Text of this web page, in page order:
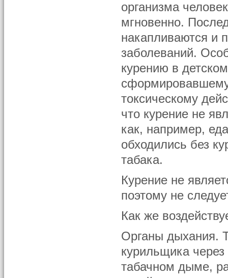
организма
мгновенно.
накапливаются и
заболеваний.
курению в
токсическому
что курение не
как, например,
обходились без
табака.
Курение не
поэтому не
Как же
Органы дыхания.
курильщика
табачном дыме,